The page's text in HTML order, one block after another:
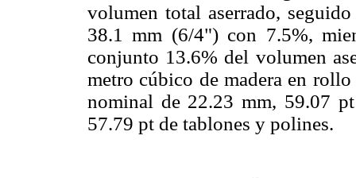
volumen total aserrado,
38.1 mm (6/4") con 7.5%,
conjunto 13.6% del volumen
metro cúbico de madera en
nominal de 22.23 mm, 59.07
57.79 pt de tablones y polines.